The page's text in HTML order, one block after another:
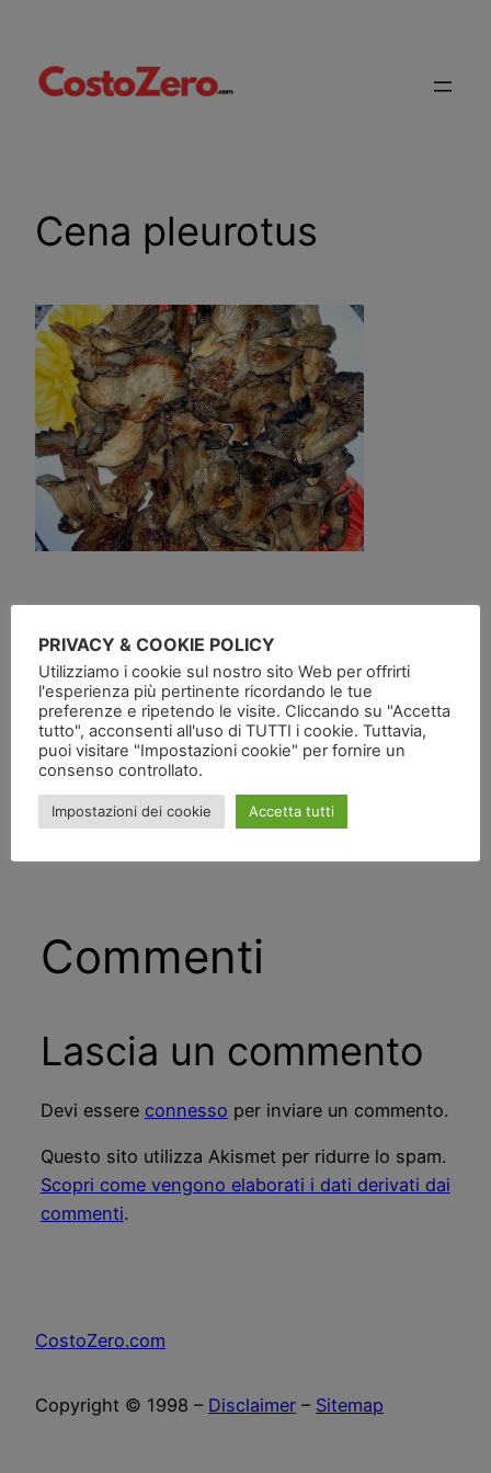
contenuto
Cena pleurotus
Pubblicatoin
da
Tag:
Commenti
Lascia un commento
Devi essere connesso per inviare un commento.
Questo sito utilizza Akismet per ridurre lo spam.
Scopri come vengono elaborati i dati derivati dai
commenti.
CostoZero.com
Copyright © 1998 – Disclaimer – Sitemap
PRIVACY & COOKIE POLICY
Utilizziamo i cookie sul nostro sito Web per offrirti
l'esperienza più pertinente ricordando le tue
preferenze e ripetendo le visite. Cliccando su "Accetta
tutto", acconsenti all'uso di TUTTI i cookie. Tuttavia,
puoi visitare "Impostazioni cookie" per fornire un
consenso controllato.
Impostazioni dei cookie Accetta tutti